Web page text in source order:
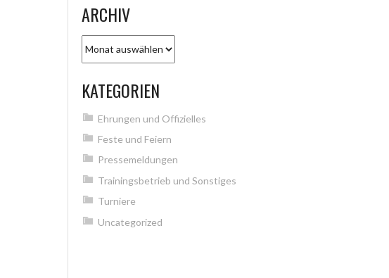
ARCHIV
KATEGORIEN
Ehrungen und Offizielles
Feste und Feiern
Pressemeldungen
Trainingsbetrieb und Sonstiges
Turniere
Uncategorized